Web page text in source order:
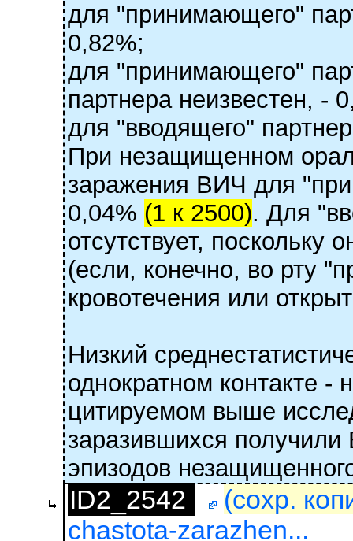
для "принимающего"
0,82%;
для "принимающего"
партнера неизвестен, -
для "вводящего"
При незащищенном
заражения ВИЧ для
0,04% (1 к 2500). Для
отсутствует, поскольку
(если, конечно, во рту
кровотечения или
Низкий
однократном контакте -
цитируемом выше
заразившихся получили
эпизодов
ID2_2542
(сохр.
chastota-zarazhen...